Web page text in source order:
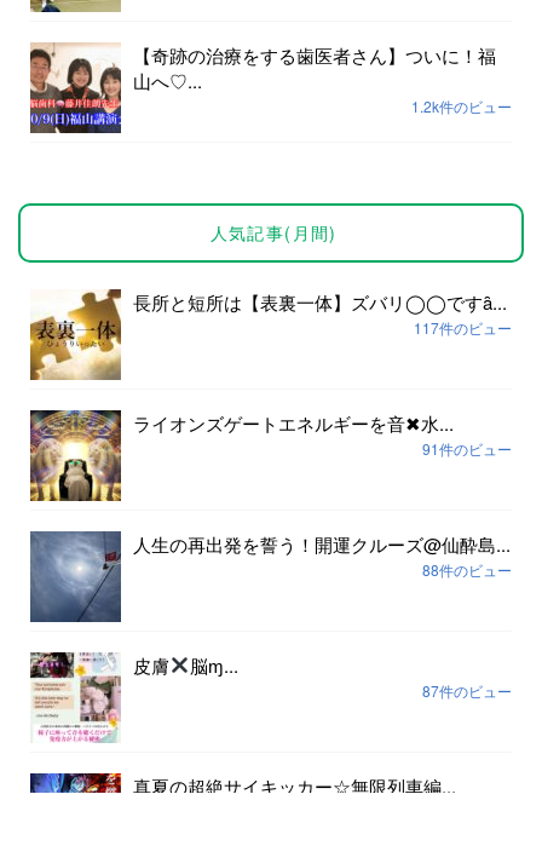
【奇跡の治療をする歯医者さん】ついに！福
山へ♡...
1.2k件のビュー
人気記事(月間)
長所と短所は【表裏一体】ズバリ◯◯ですȃ...
117件のビュー
ライオンズゲートエネルギーを音✖︎水...
91件のビュー
人生の再出発を誓う！開運クルーズ@仙酔島...
88件のビュー
皮膚 脳ɱ...
87件のビュー
真夏の超絶サイキッカー☆無限列車編...